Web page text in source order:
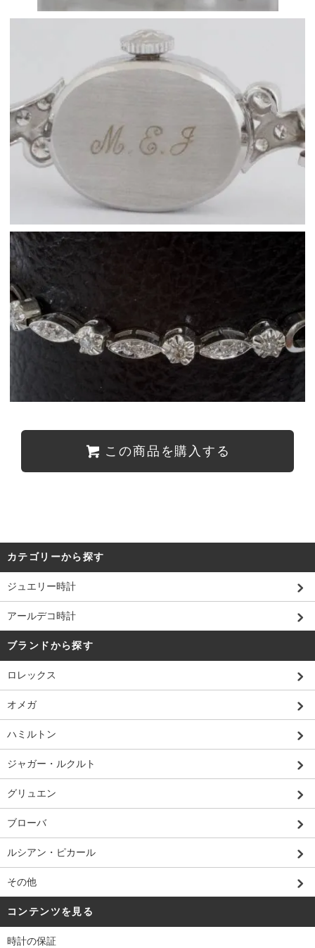
この商品を購入する
カテゴリーから探す
ジュエリー時計
アールデコ時計
ブランドから探す
ロレックス
オメガ
ハミルトン
ジャガー・ルクルト
グリュエン
ブローバ
ルシアン・ピカール
その他
コンテンツを見る
時計の保証